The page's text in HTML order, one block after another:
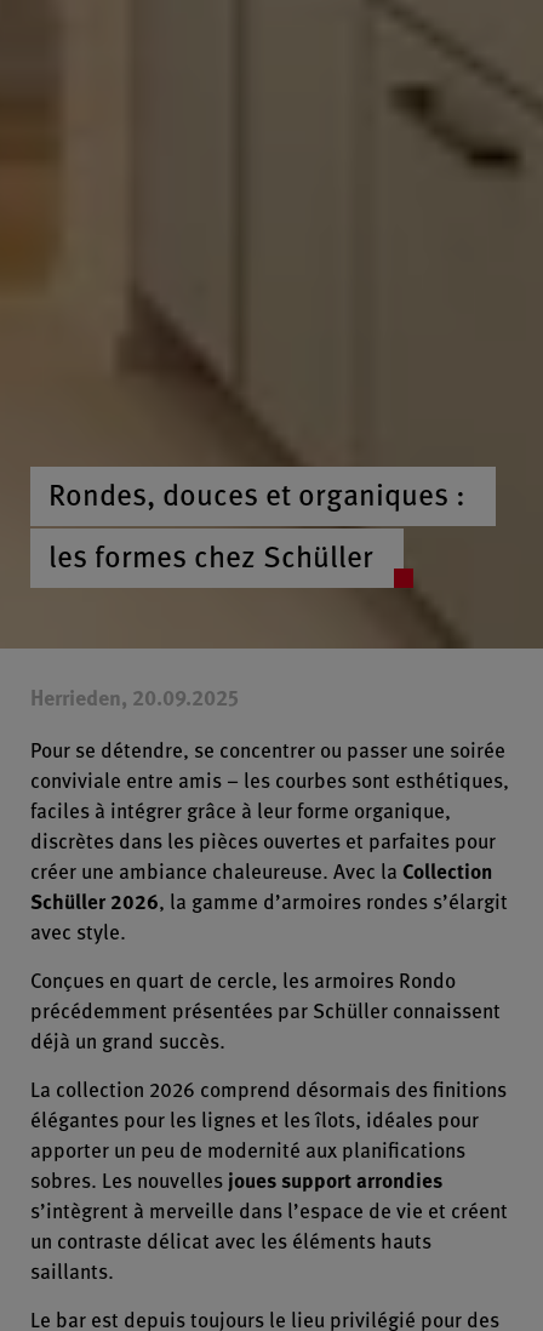
Rondes, douces et organiques :
les formes chez Schüller
Herrieden, 20.09.2025
Pour se détendre, se concentrer ou passer une soirée
conviviale entre amis – les courbes sont esthétiques,
faciles à intégrer grâce à leur forme organique,
discrètes dans les pièces ouvertes et parfaites pour
créer une ambiance chaleureuse. Avec la Collection
Schüller 2026, la gamme d’armoires rondes s’élargit
avec style.
Conçues en quart de cercle, les armoires Rondo
précédemment présentées par Schüller connaissent
déjà un grand succès.
La collection 2026 comprend désormais des finitions
élégantes pour les lignes et les îlots, idéales pour
apporter un peu de modernité aux planifications
sobres. Les nouvelles joues support arrondies
s’intègrent à merveille dans l’espace de vie et créent
un contraste délicat avec les éléments hauts
saillants.
Le bar est depuis toujours le lieu privilégié pour des